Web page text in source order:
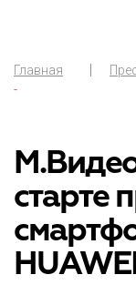
Главная
-
старте